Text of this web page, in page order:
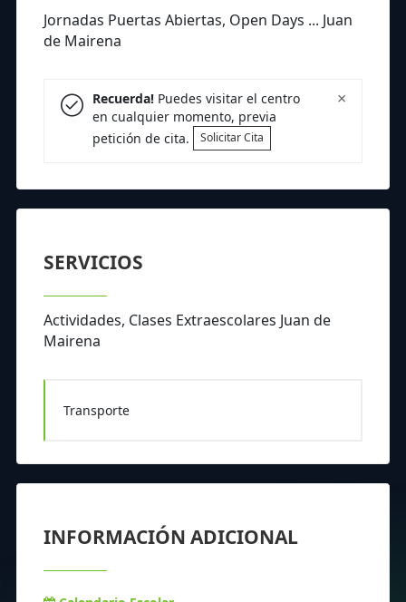
Jornadas Puertas Abiertas, Open Days ... Juan
de Mairena
×
Recuerda!Puedes visitar el centro
en cualquier momento, previa
petición de cita.
Solicitar Cita
SERVICIOS
Actividades, Clases Extraescolares Juan de
Mairena
Transporte
INFORMACIÓN ADICIONAL